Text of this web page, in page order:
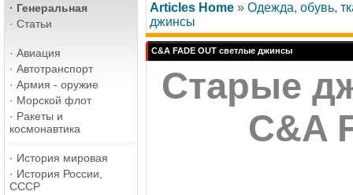
· Генеральная
· Статьи
· Авиация
· Автотранспорт
· Армия - оружие
· Морской флот
· Ракеты и
космонавтика
· История мировая
· История России,
СССР
Articles Home » Одежда, обувь,
джинсы
C&A FADE OUT светлые джинсы
Старые
C&A